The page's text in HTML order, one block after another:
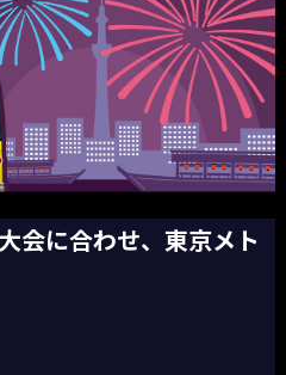
会に合わせ、東京メト